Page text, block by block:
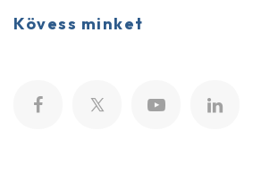
Kövess minket